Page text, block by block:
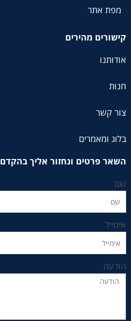
מפת אתר
קישורים מהירים
אודותנו
חנות
צור קשר
בלוג ומאמרים
השאר פרטים ונחזור אליך בהקדם
שם
אימייל
הודעה